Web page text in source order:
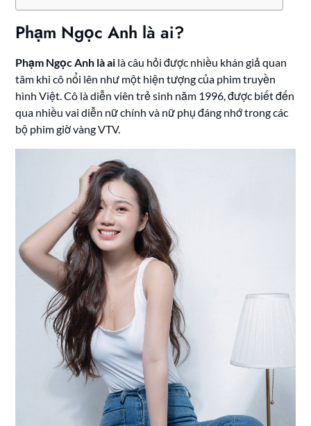
Phạm Ngọc Anh là ai?
Phạm Ngọc Anh là ai là câu hỏi được nhiều khán giả quan
tâm khi cô nổi lên như một hiện tượng của phim truyền
hình Việt. Cô là diễn viên trẻ sinh năm 1996, được biết đến
qua nhiều vai diễn nữ chính và nữ phụ đáng nhớ trong các
bộ phim giờ vàng VTV.